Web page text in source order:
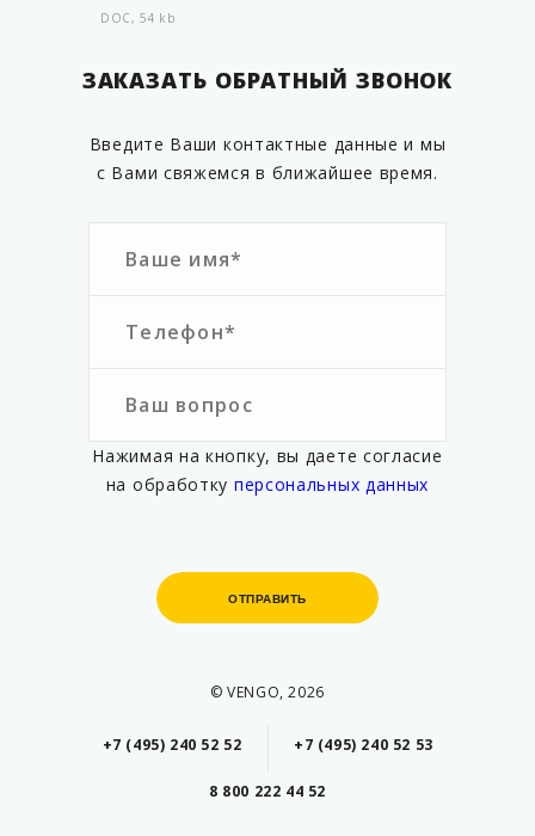
DOC, 54 kb
ЗАКАЗАТЬ ОБРАТНЫЙ ЗВОНОК
Введите Ваши контактные данные и мы
с Вами свяжемся в ближайшее время.
Нажимая на кнопку, вы даете согласие
на обработку персональных данных
ОТПРАВИТЬ
ОТПРАВИТЬ
© VENGO, 2026
+7 (495) 240 52 52 +7 (495) 240 52 53
8 800 222 44 52